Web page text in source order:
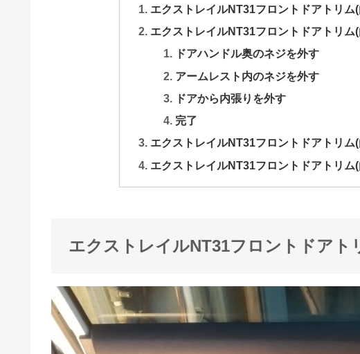
エクストレイルNT31フロントドアトリム
エクストレイルNT31フロントドアトリム
ドアハンドル奥のネジを外す
アームレスト内のネジを外す
ドアから内張りを外す
完了
エクストレイルNT31フロントドアトリム
エクストレイルNT31フロントドアトリ
エクストレイルNT31フロントドアト